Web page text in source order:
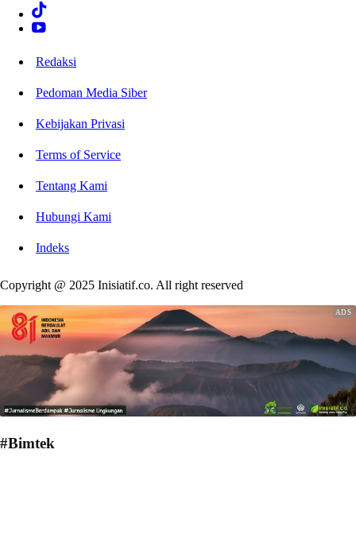
Redaksi
Pedoman Media Siber
Kebijakan Privasi
Terms of Service
Tentang Kami
Hubungi Kami
Indeks
Copyright @ 2025 Inisiatif.co. All right reserved
#Bimtek